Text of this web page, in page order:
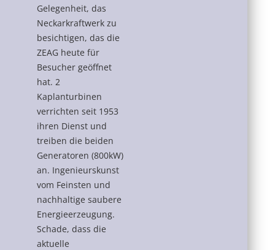
Gelegenheit, das
Neckarkraftwerk zu
besichtigen, das die
ZEAG heute für
Besucher geöffnet
hat. 2
Kaplanturbinen
verrichten seit 1953
ihren Dienst und
treiben die beiden
Generatoren (800kW)
an. Ingenieurskunst
vom Feinsten und
nachhaltige saubere
Energieerzeugung.
Schade, dass die
aktuelle